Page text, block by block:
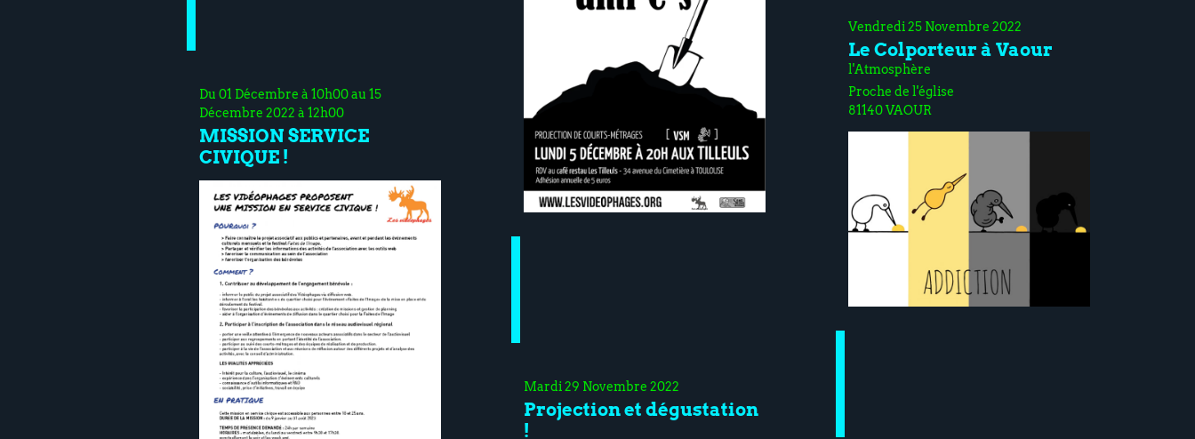
Du 01 Décembre à 10h00 au 15
Décembre 2022 à 12h00
MISSION SERVICE
CIVIQUE !
Mardi 29 Novembre 2022
Projection et dégustation
!
Vendredi 25 Novembre 2022
Le Colporteur à Vaour
l'Atmosphère
Proche de l'église
81140 VAOUR